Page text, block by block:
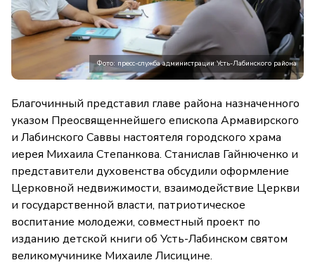
Фото: пресс-служба администрации Усть-Лабинского района
Благочинный представил главе района назначенного
указом Преосвященнейшего епископа Армавирского
и Лабинского Саввы настоятеля городского храма
иерея Михаила Степанкова. Станислав Гайнюченко и
представители духовенства обсудили оформление
Церковной недвижимости, взаимодействие Церкви
и государственной власти, патриотическое
воспитание молодежи, совместный проект по
изданию детской книги об Усть-Лабинском святом
великомучинике Михаиле Лисицине.